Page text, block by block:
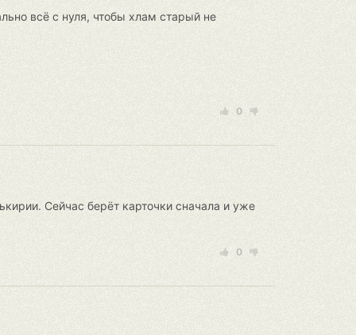
всё с нуля, чтобы хлам старый не
0
Сейчас берёт карточки сначала и уже
0